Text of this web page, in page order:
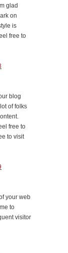
glad
on
is
free to
blog
of folks
free to
to visit
your web
to
visitor